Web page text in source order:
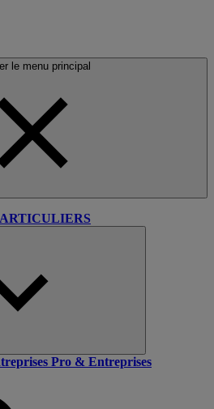
le menu principal
Pro & Entreprises